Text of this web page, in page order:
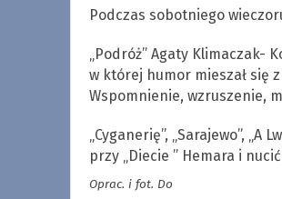
Podczas sobotniego
„Podróż” Agaty Klimaczak-
w której humor mieszał się
Wspomnienie, wzruszenie,
„Cyganerię”, „Sarajewo”,
przy „Diecie ” Hemara i
Oprac. i fot. Do